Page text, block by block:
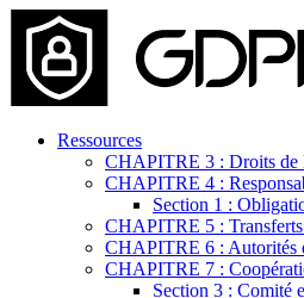
Ressources
CHAPITRE 3 : Droits de
CHAPITRE 4 :
Section 1 :
CHAPITRE 5 : Transferts
CHAPITRE 6 : Autorités
CHAPITRE 7 :
Section 3 : Comité